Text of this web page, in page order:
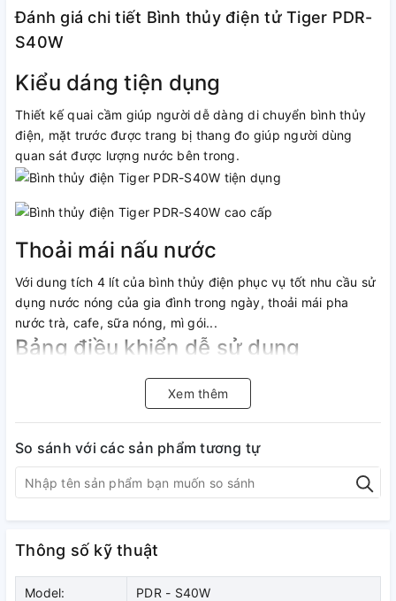
Đánh giá chi tiết Bình thủy điện tử Tiger PDR-
S40W
Kiểu dáng tiện dụng
Thiết kế quai cầm giúp người dễ dàng di chuyển bình thủy
điện, mặt trước được trang bị thang đo giúp người dùng
quan sát được lượng nước bên trong.
Thoải mái nấu nước
Với dung tích 4 lít của bình thủy điện phục vụ tốt nhu cầu sử
dụng nước nóng của gia đình trong ngày, thoải mái pha
nước trà, cafe, sữa nóng, mì gói...
Bảng điều khiển dễ sử dụng
Bình thủy điện Tiger được trang bị bảng điều khiển điện tử
cùng màn hình hiển thị với các nút bấm nhẹ nhàng giúp
người dùng dễ dàng chỉnh các chế độ và nhiệt độ nước sôi
phù hợp.
Đảm bảo an toàn cho bạn khi sử dụng nhà sản xuất đã trang
bị khóa an toàn cho bình thủy điện Tiger PDR-S40W.
Xem thêm
So sánh với các sản phẩm tương tự
Thông số kỹ thuật
Model: PDR - S40W